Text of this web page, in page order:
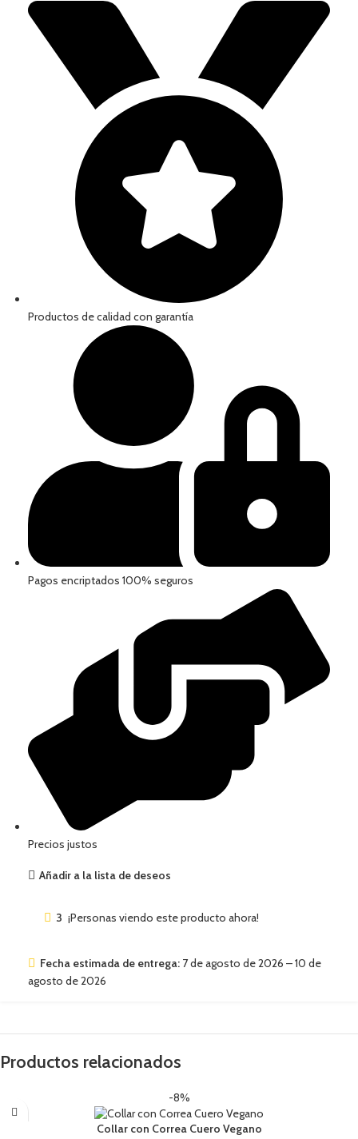
Productos de calidad con garantía
Pagos encriptados 100% seguros
Precios justos
Añadir a la lista de deseos
3 ¡Personas viendo este producto ahora!
Fecha estimada de entrega: 7 de agosto de 2026 – 10 de
agosto de 2026
Productos relacionados
-8%
Collar con Correa Cuero Vegano